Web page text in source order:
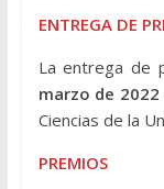
ENTREGA DE
La entrega de
marzo de 2022
Ciencias de la
PREMIOS